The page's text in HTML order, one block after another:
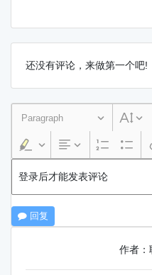
还没有评论，来做第一个吧!
Paragraph
登录后才能发表评论
回复
作者：